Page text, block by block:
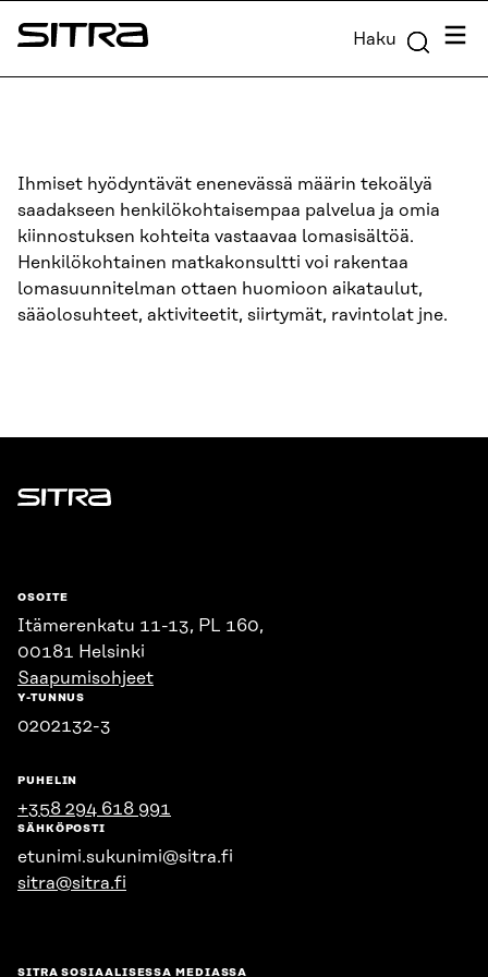
Siirry
suoraan
Sitra Haku
Ihmiset hyödyntävät enenevässä määrin tekoälyä
saadakseen henkilökohtaisempaa palvelua ja omia
kiinnostuksen kohteita vastaavaa lomasisältöä.
Henkilökohtainen matkakonsultti voi rakentaa
lomasuunnitelman ottaen huomioon aikataulut,
sääolosuhteet, aktiviteetit, siirtymät, ravintolat jne.
Sitra
OSOITE
Itämerenkatu 11-13, PL 160,
00181 Helsinki
Saapumisohjeet
Y-TUNNUS
0202132-3
PUHELIN
+358 294 618 991
SÄHKÖPOSTI
etunimi.sukunimi@sitra.fi
sitra@sitra.fi
SITRA SOSIAALISESSA MEDIASSA